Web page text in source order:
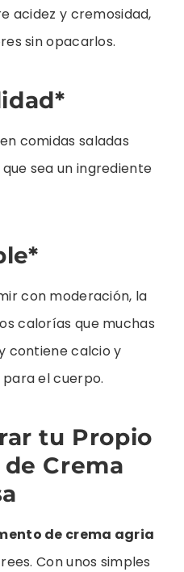
acidez y cremosidad,
sin opacarlos.
comidas saladas
sea un ingrediente
con moderación, la
calorías que muchas
contiene calcio y
el cuerpo.
tu Propio
Crema
de crema agria
Con unos simples